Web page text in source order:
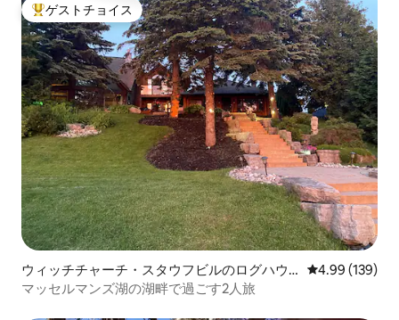
大好評のゲストチョイスです。
ゲストチョイス
ウィッチチャーチ・スタウフビルのログハウ
ス
レビュー139
4.99 (139)
マッセルマンズ湖の湖畔で過ごす2人旅